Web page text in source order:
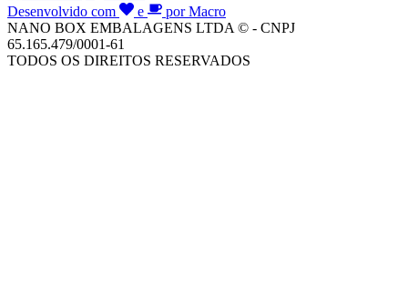
Desenvolvido com e
por Macro
NANO BOX EMBALAGENS LTDA © - CNPJ
65.165.479/0001-61
TODOS OS DIREITOS RESERVADOS